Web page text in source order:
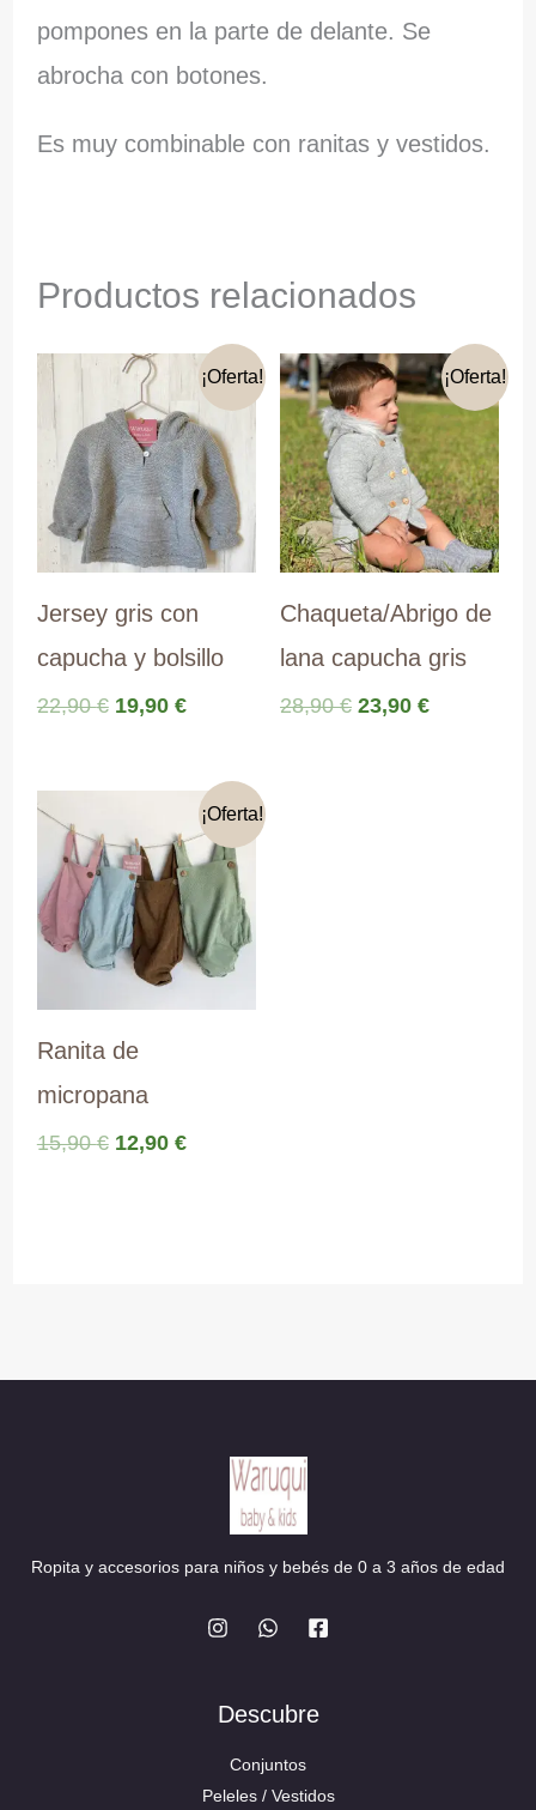
pompones en la parte de delante. Se
abrocha con botones.
Es muy combinable con ranitas y vestidos.
Productos relacionados
¡Oferta!
Jersey gris con
capucha y bolsillo
22,90€ El
era:
19,90 €El
es:
19,90 €.
¡Oferta!
Chaqueta/Abrigo de
lana capucha gris
28,90€ El
23,90 €El
¡Oferta!
Ranita de
micropana
15,90€ El
12,90 €El
Ropita y accesorios para niños y bebés de 0 a 3 años de edad
Descubre
Conjuntos
Peleles / Vestidos